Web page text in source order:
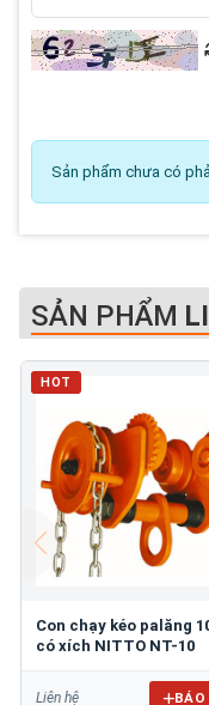
Sản phẩm chưa có
SẢN PHẨM
HOT
Con chạy kéo palăng
có xích NITTO NT-10
Liên hệ BÁO